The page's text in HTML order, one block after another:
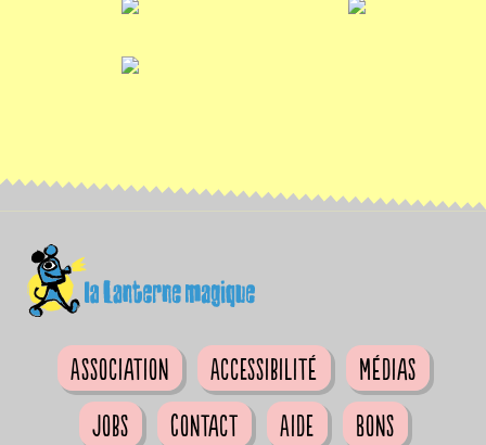
Association Accessibilité
Médias
Jobs
Contact Aide
Bons